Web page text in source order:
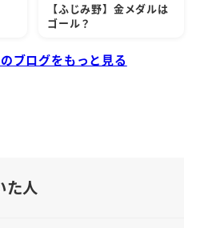
【ふじみ野】金メダルは
ゴール？
ブログをもっと見る
た人